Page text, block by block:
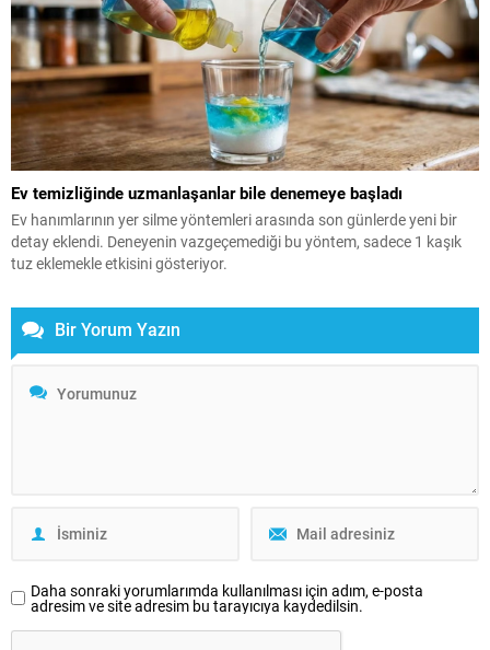
Ev temizliğinde uzmanlaşanlar bile denemeye başladı
Ev hanımlarının yer silme yöntemleri arasında son günlerde yeni bir
detay eklendi. Deneyenin vazgeçemediği bu yöntem, sadece 1 kaşık
tuz eklemekle etkisini gösteriyor.
Bir Yorum Yazın
Daha sonraki yorumlarımda kullanılması için adım, e-posta
adresim ve site adresim bu tarayıcıya kaydedilsin.